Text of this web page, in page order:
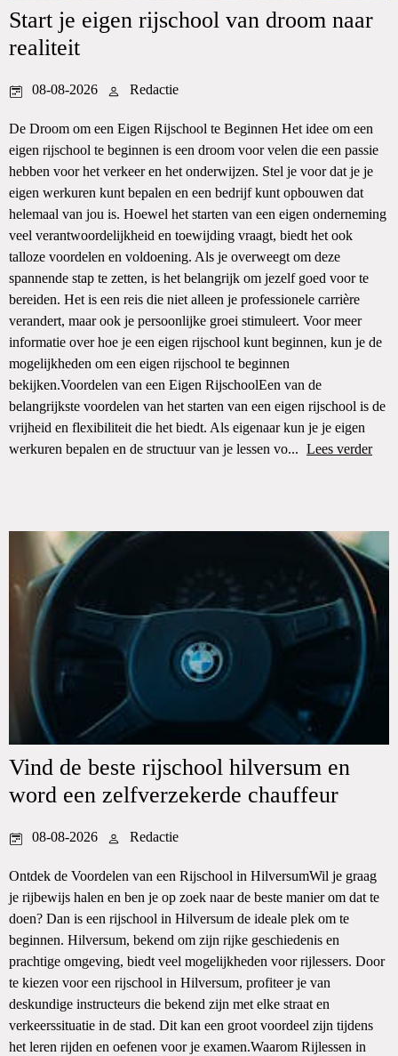
Start je eigen rijschool van droom naar
realiteit
08-08-2026 Redactie
De Droom om een Eigen Rijschool te Beginnen Het idee om een
eigen rijschool te beginnen is een droom voor velen die een passie
hebben voor het verkeer en het onderwijzen. Stel je voor dat je je
eigen werkuren kunt bepalen en een bedrijf kunt opbouwen dat
helemaal van jou is. Hoewel het starten van een eigen onderneming
veel verantwoordelijkheid en toewijding vraagt, biedt het ook
talloze voordelen en voldoening. Als je overweegt om deze
spannende stap te zetten, is het belangrijk om jezelf goed voor te
bereiden. Het is een reis die niet alleen je professionele carrière
verandert, maar ook je persoonlijke groei stimuleert. Voor meer
informatie over hoe je een eigen rijschool kunt beginnen, kun je de
mogelijkheden om een eigen rijschool te beginnen
bekijken.Voordelen van een Eigen RijschoolEen van de
belangrijkste voordelen van het starten van een eigen rijschool is de
vrijheid en flexibiliteit die het biedt. Als eigenaar kun je je eigen
werkuren bepalen en de structuur van je lessen vo... Lees verder
Vind de beste rijschool hilversum en
word een zelfverzekerde chauffeur
08-08-2026 Redactie
Ontdek de Voordelen van een Rijschool in HilversumWil je graag
je rijbewijs halen en ben je op zoek naar de beste manier om dat te
doen? Dan is een rijschool in Hilversum de ideale plek om te
beginnen. Hilversum, bekend om zijn rijke geschiedenis en
prachtige omgeving, biedt veel mogelijkheden voor rijlessers. Door
te kiezen voor een rijschool in Hilversum, profiteer je van
deskundige instructeurs die bekend zijn met elke straat en
verkeerssituatie in de stad. Dit kan een groot voordeel zijn tijdens
het leren rijden en oefenen voor je examen.Waarom Rijlessen in